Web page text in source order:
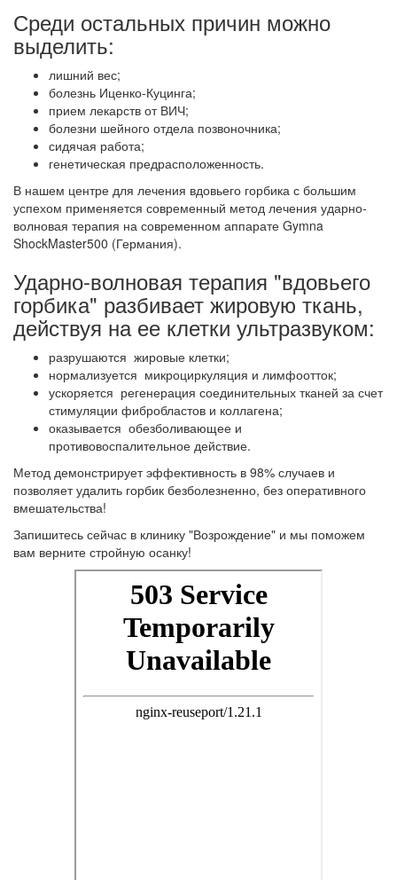
Среди остальных причин можно
выделить:
лишний вес;
болезнь Иценко-Куцинга;
прием лекарств от ВИЧ;
болезни шейного отдела позвоночника;
сидячая работа;
генетическая предрасположенность.
В нашем центре для лечения вдовьего горбика с большим
успехом применяется современный метод лечения ударно-
волновая терапия на современном аппарате Gymna
ShockMaster500 (Германия).
Ударно-волновая терапия "вдовьего
горбика" разбивает жировую ткань,
действуя на ее клетки ультразвуком:
разрушаются жировые клетки;
нормализуется микроциркуляция и лимфоотток;
ускоряется регенерация соединительных тканей за счет
стимуляции фибробластов и коллагена;
оказывается обезболивающее и
противовоспалительное действие.
Метод демонстрирует эффективность в 98% случаев и
позволяет удалить горбик безболезненно, без оперативного
вмешательства!
Запишитесь сейчас в клинику "Возрождение" и мы поможем
вам верните стройную осанку!